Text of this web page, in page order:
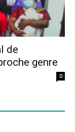
de
genre
0